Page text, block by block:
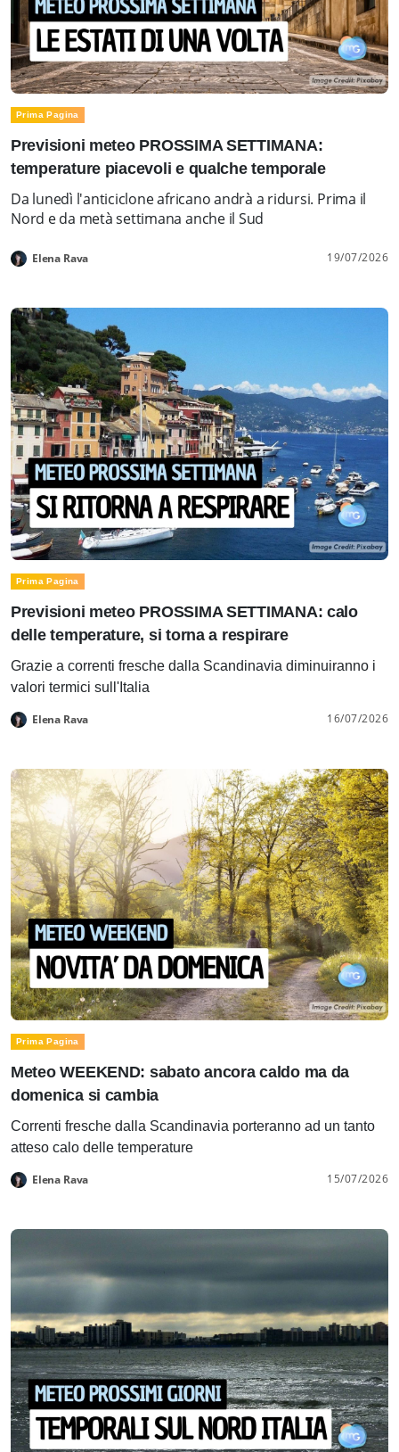
Prima Pagina
Previsioni meteo PROSSIMA SETTIMANA:
temperature piacevoli e qualche temporale
Da lunedì l'anticiclone africano andrà a ridursi. Prima il
Nord e da metà settimana anche il Sud
Elena Rava 19/07/2026
Prima Pagina
Previsioni meteo PROSSIMA SETTIMANA: calo
delle temperature, si torna a respirare
Grazie a correnti fresche dalla Scandinavia diminuiranno i
valori termici sull'Italia
Elena Rava 16/07/2026
Prima Pagina
Meteo WEEKEND: sabato ancora caldo ma da
domenica si cambia
Correnti fresche dalla Scandinavia porteranno ad un tanto
atteso calo delle temperature
Elena Rava 15/07/2026